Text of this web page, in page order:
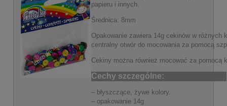
papieru i innych.
Średnica: 8mm
Opakowanie zawiera 14g cekinów w różnych
centralny otwór do mocowania za pomocą
Cekiny można również mocować za pomocą
Cechy szczególne:
– błyszczące, żywe kolory.
– opakowanie 14g